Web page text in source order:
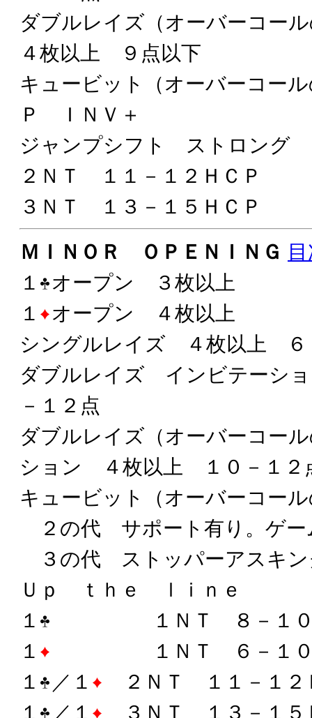
ダブルレイズ（オーバーコ
４枚以上 ９点以下
キュービット（オーバーコ
Ｐ ＩＮＶ＋
ジャンプシフト ストロング
２ＮＴ １１－１２ＨＣＰ
３ＮＴ １３－１５ＨＣＰ
ＭＩＮＯＲ ＯＰＥＮＩＮＧ
１
オープン ３枚以上
１
オープン ４枚以上
シングルレイズ ４枚以上 ６
ダブルレイズ インビテーシ
－１２点
ダブルレイズ（オーバーコー
ション ４枚以上 １０－１２
キュービット（オーバーコー
２の代 サポート有り。ゲー
３の代 ストッパーアスキン
Ｕｐ ｔｈｅ ｌｉｎｅ
１
１ＮＴ ８－１０
１
１ＮＴ ６－１０
１
／１
２ＮＴ １１－１２
１
／１
３ＮＴ １３－１５